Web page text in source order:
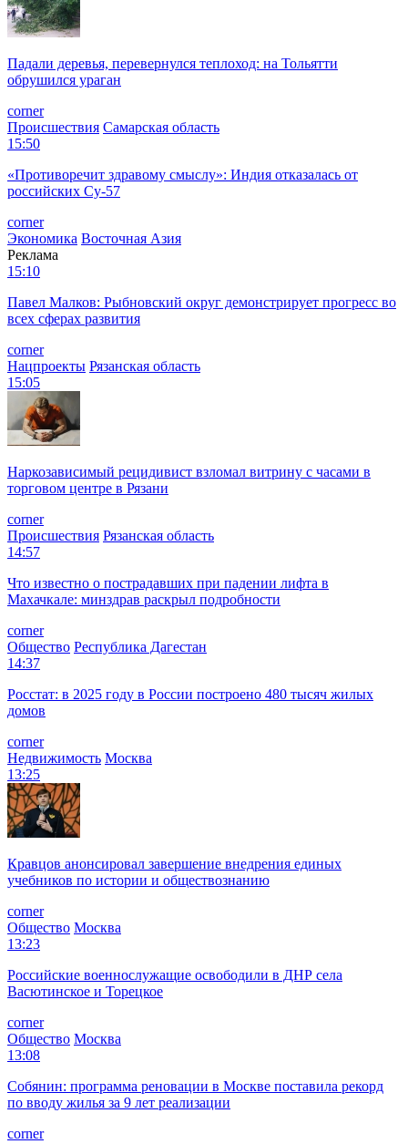
Падали деревья, перевернулся теплоход: на Тольятти
обрушился ураган
corner
Происшествия Самарская область
15:50
«Противоречит здравому смыслу»: Индия отказалась от
российских Су-57
corner
Экономика Восточная Азия
Реклама
15:10
Павел Малков: Рыбновский округ демонстрирует прогресс во
всех сферах развития
corner
Нацпроекты Рязанская область
15:05
Наркозависимый рецидивист взломал витрину с часами в
торговом центре в Рязани
corner
Происшествия Рязанская область
14:57
Что известно о пострадавших при падении лифта в
Махачкале: минздрав раскрыл подробности
corner
Общество Республика Дагестан
14:37
Росстат: в 2025 году в России построено 480 тысяч жилых
домов
corner
Недвижимость Москва
13:25
Кравцов анонсировал завершение внедрения единых
учебников по истории и обществознанию
corner
Общество Москва
13:23
Российские военнослужащие освободили в ДНР села
Васютинское и Торецкое
corner
Общество Москва
13:08
Собянин: программа реновации в Москве поставила рекорд
по вводу жилья за 9 лет реализации
corner